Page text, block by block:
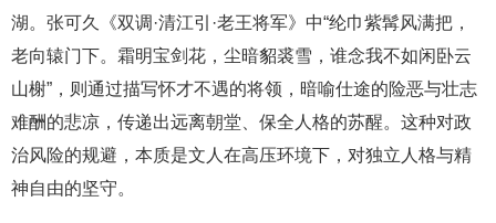
湖。张可久《双调·清江引·老王将军》中“纶巾紫髯风满把，
老向辕门下。霜明宝剑花，尘暗貂裘雪，谁念我不如闲卧云
山榭”，则通过描写怀才不遇的将领，暗喻仕途的险恶与壮志
难酬的悲凉，传递出远离朝堂、保全人格的苏醒。这种对政
治风险的规避，本质是文人在高压环境下，对独立人格与精
神自由的坚守。